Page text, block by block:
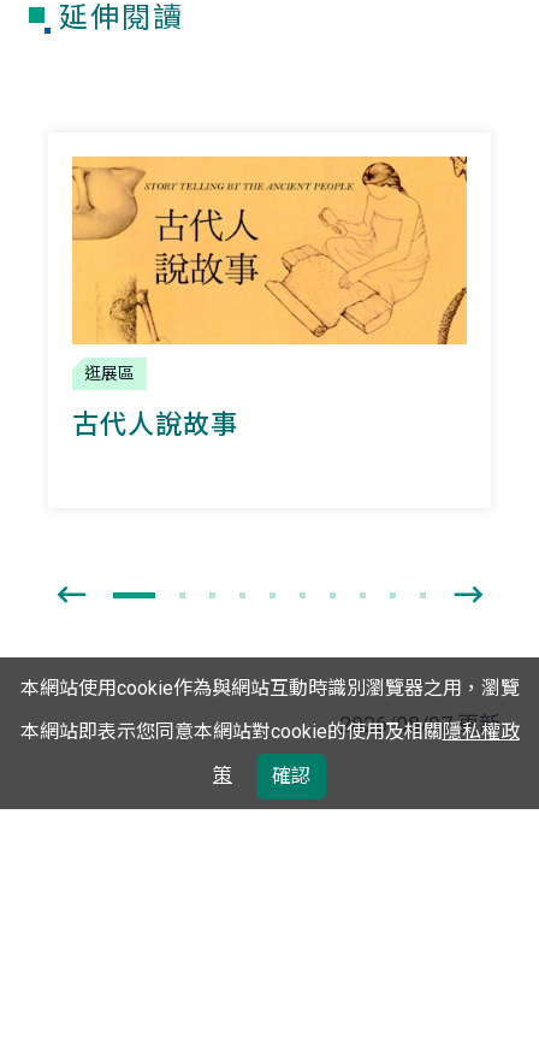
延伸閱讀
逛展區
古代人說故事
2026/08/07 更新
本網站使用cookie作為與網站互動時識別瀏覽器之用，瀏覽
本網站即表示您同意本網站對cookie的使用及相關隱私權政
策
確認